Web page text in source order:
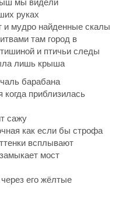
руках
и мудро найденные скалы
там город в
и птичьи следы
лишь крыша
барабана
приблизилась
сажу
как если бы строфа
всплывают
мост
его жёлтые